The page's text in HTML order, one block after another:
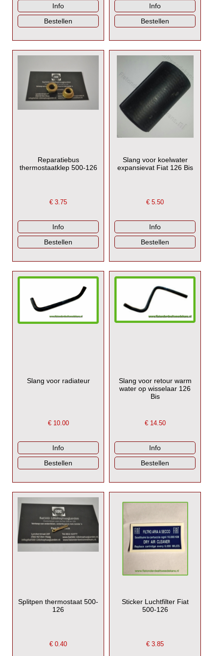
Reparatiebus
thermostaatklep 500-126
€3.75
Slang voor koelwater
expansievat Fiat 126 Bis
€5.50
Slang voor radiateur
€ 10.00
Slang voor retour warm
water op wisselaar 126
Bis
€ 14.50
Splitpen thermostaat 500-
126
€0.40
Sticker Luchtfilter Fiat
500-126
€3.85